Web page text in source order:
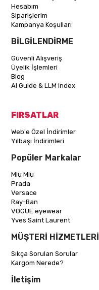
Hesabım
Siparişlerim
Kampanya Koşulları
BİLGİLENDİRME
Güvenli Alışveriş
Üyelik İşlemleri
Blog
AI Guide & LLM Index
FIRSATLAR
Web'e Özel İndirimler
Yılbaşı İndirimleri
Popüler Markalar
Miu Miu
Prada
Versace
Ray-Ban
VOGUE eyewear
Yves Saint Laurent
MÜŞTERİ HİZMETLERİ
Sıkça Sorulan Sorular
Kargom Nerede?
İletişim